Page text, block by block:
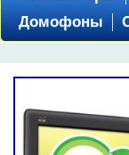
Домофоны